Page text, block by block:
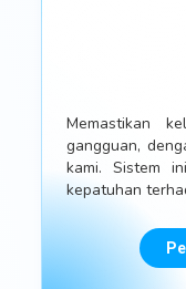
Memastikan
gangguan,
kami. Sistem
kepatuhan